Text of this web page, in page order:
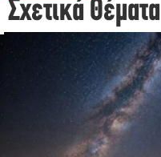
Σχετικά Θέματα